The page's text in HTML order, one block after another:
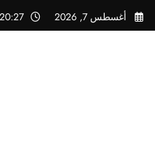
التجاوز
إلى
أغسطس 7, 2026 PM